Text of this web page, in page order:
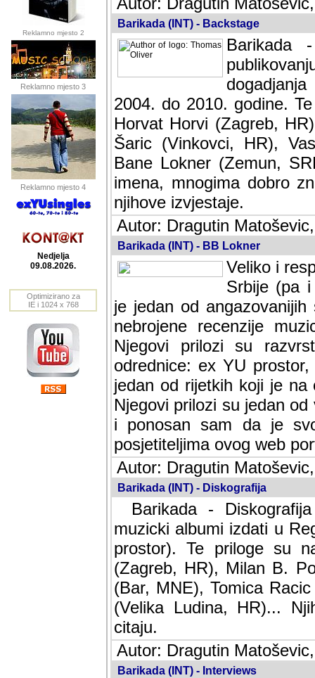
Reklamno mjesto 2
Reklamno mjesto 3
Reklamno mjesto 4
Nedjelja
09.08.2026.
Optimizirano za
IE i 1024 x 768
Barikada (INT) - Backstage
Barikada
2004. do 2010. godine.
Horvat Horvi (Zagreb,
Šaric (Vinkovci, HR),
Bane Lokner (Zemun,
imena, mnogima dobro
njihove izvjestaje.
Autor: Dragutin
Barikada (INT) - BB Lokner
Veliko i
Srbije (pa i
jedan od angazovanijih
nebrojene recenzije
Njegovi prilozi su
odrednice: ex YU
jedan od rijetkih koji je
Njegovi prilozi su jedan
i ponosan sam da je
posjetiteljima ovog web
Autor: Dragutin
Barikada (INT) - Diskografija
Barikada -
muzicki albumi izdati u
prostor). Te priloge su
(Zagreb, HR), Milan B.
(Bar, MNE), Tomica
(Velika Ludina, HR)...
citaju.
Autor: Dragutin
Barikada (INT) - Interviews